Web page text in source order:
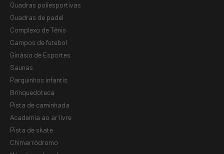
Quadras poliesportivas
Quadras de padel
Complexo de Tênis
Campos de futebol
Ginásio de Esportes
Saunas
Parquinhos infantis
Brinquedoteca
Pista de caminhada
Academia ao ar livre
Pista de skate
Chimarródromo